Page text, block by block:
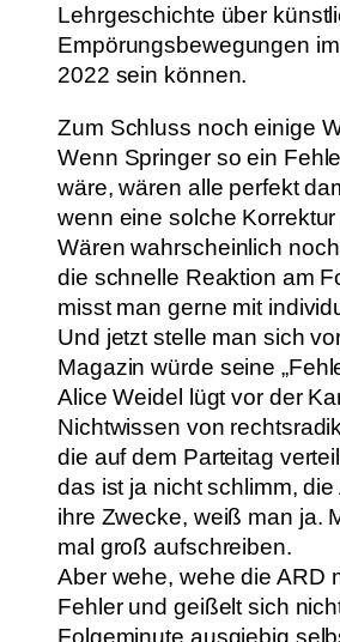
Lehrgeschichte über
Empörungsbewegungen
2022 sein können.
Zum Schluss noch einige
Wenn Springer so ein
wäre, wären alle perfekt
wenn eine solche
Wären wahrscheinlich
die schnelle Reaktion am
misst man gerne mit
Und jetzt stelle man sich
Magazin würde seine
Alice Weidel lügt vor der
Nichtwissen von
die auf dem Parteitag
das ist ja nicht schlimm, die
ihre Zwecke, weiß man ja.
mal groß aufschreiben.
Aber wehe, wehe die ARD
Fehler und geißelt sich
Folgeminute ausgiebig